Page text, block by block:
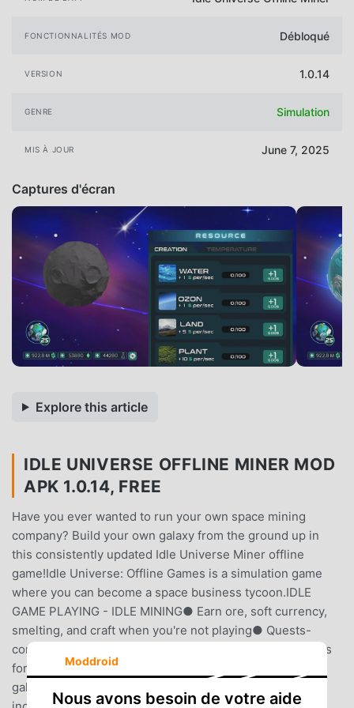
FONCTIONNALITÉS MOD Débloqué
VERSION 1.0.14
GENRE Simulation
MIS À JOUR June 7, 2025
Captures d'écran
Explore this article
IDLE UNIVERSE OFFLINE MINER MOD
APK 1.0.14, FREE
Have you ever wanted to run your own space mining
company? Build your own galaxy from the ground up in
this consistently updated Idle Universe Miner offline
game!Idle Universe: Offline Games is a simulation game
where you can become a space business tycoon.IDLE
GAME PLAYING - IDLE MINING● Earn ore, soft currency,
smelting, and craft when you're not playing● Quests-
complete quests to earn premium rewards● Open crates
for ultimate item and champion● Check how much your
galaxy evolved while idle● Upgrade mining planets to
Moddroid
Nous avons besoin de votre aide